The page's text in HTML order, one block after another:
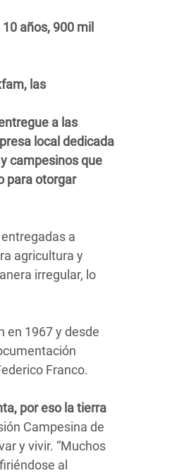
años, 900 mil
las
a las
local dedicada
campesinos que
para otorgar
a
agricultura y
irregular, lo
en 1967 y desde
Franco.
por eso la tierra
Campesina de
y vivir. “Muchos
al